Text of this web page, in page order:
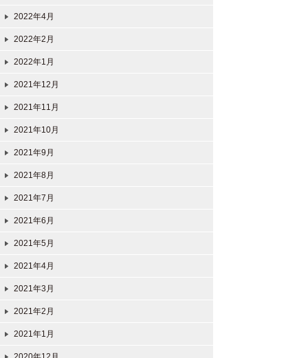
2022年4月
2022年2月
2022年1月
2021年12月
2021年11月
2021年10月
2021年9月
2021年8月
2021年7月
2021年6月
2021年5月
2021年4月
2021年3月
2021年2月
2021年1月